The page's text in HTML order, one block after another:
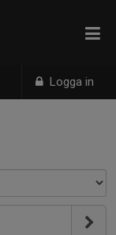
Logga in